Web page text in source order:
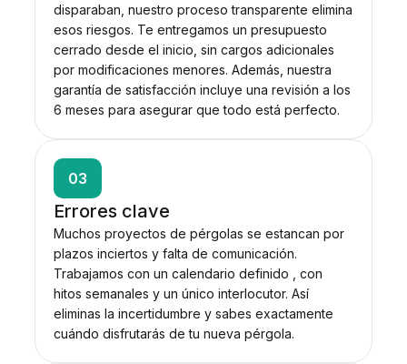
disparaban, nuestro proceso transparente elimina
esos riesgos. Te entregamos un presupuesto
cerrado desde el inicio, sin cargos adicionales
por modificaciones menores. Además, nuestra
garantía de satisfacción incluye una revisión a los
6 meses para asegurar que todo está perfecto.
03
Errores clave
Muchos proyectos de pérgolas se estancan por
plazos inciertos y falta de comunicación.
Trabajamos con un calendario definido , con
hitos semanales y un único interlocutor. Así
eliminas la incertidumbre y sabes exactamente
cuándo disfrutarás de tu nueva pérgola.